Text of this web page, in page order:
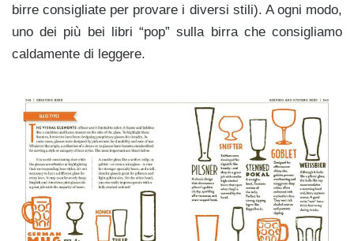
birre consigliate per provare i diversi stili). A ogni modo,
uno dei più bei libri “pop” sulla birra che consigliamo
caldamente di leggere.